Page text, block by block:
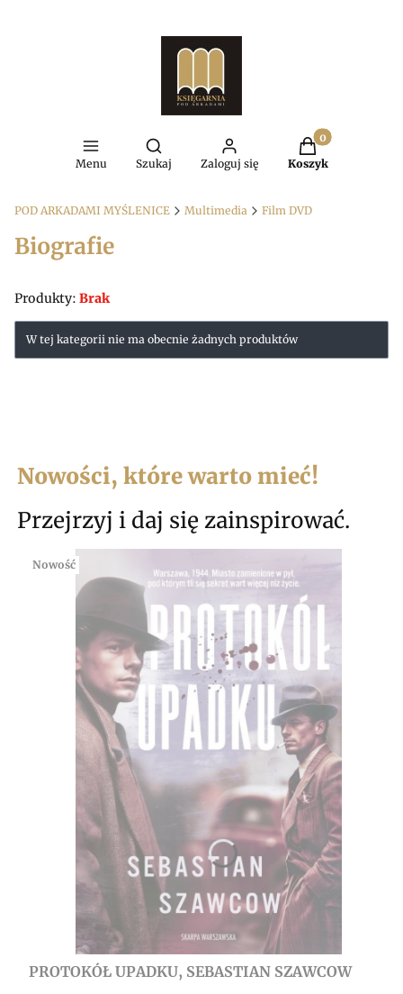
Menu
Otwórz wyszukiwarkę
Szukaj Zaloguj się
Produkty w
Koszyk
POD ARKADAMI MYŚLENICE Multimedia Film DVD
Biografie
Produkty: Brak
Lista produktów
W tej kategorii nie ma obecnie żadnych produktów
Nowości, które warto mieć!
Przejrzyj i daj się zainspirować.
Nowość
PROTOKÓŁ UPADKU, SEBASTIAN SZAWCOW